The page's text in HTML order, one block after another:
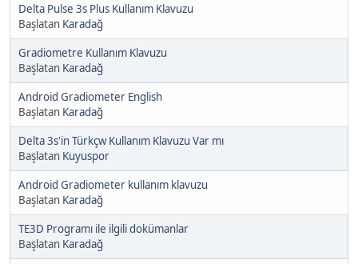
Delta Pulse 3s Plus Kullanım Klavuzu
Başlatan Karadağ
Gradiometre Kullanım Klavuzu
Başlatan Karadağ
Android Gradiometer English
Başlatan Karadağ
Delta 3s'in Türkçw Kullanım Klavuzu Var mı
Başlatan Kuyuspor
Android Gradiometer kullanım klavuzu
Başlatan Karadağ
TE3D Programı ile ilgili dokümanlar
Başlatan Karadağ